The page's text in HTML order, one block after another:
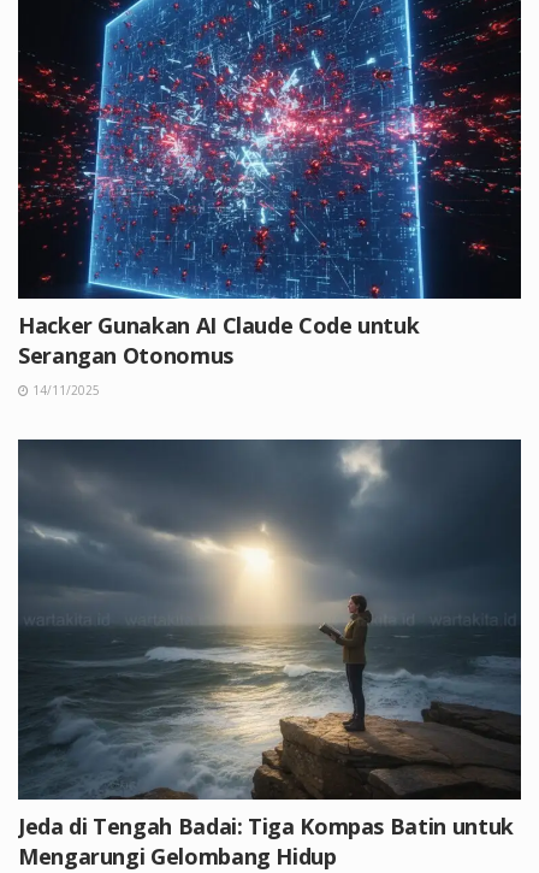
Hacker Gunakan AI Claude Code untuk
Serangan Otonomus
14/11/2025
Jeda di Tengah Badai: Tiga Kompas Batin untuk
Mengarungi Gelombang Hidup